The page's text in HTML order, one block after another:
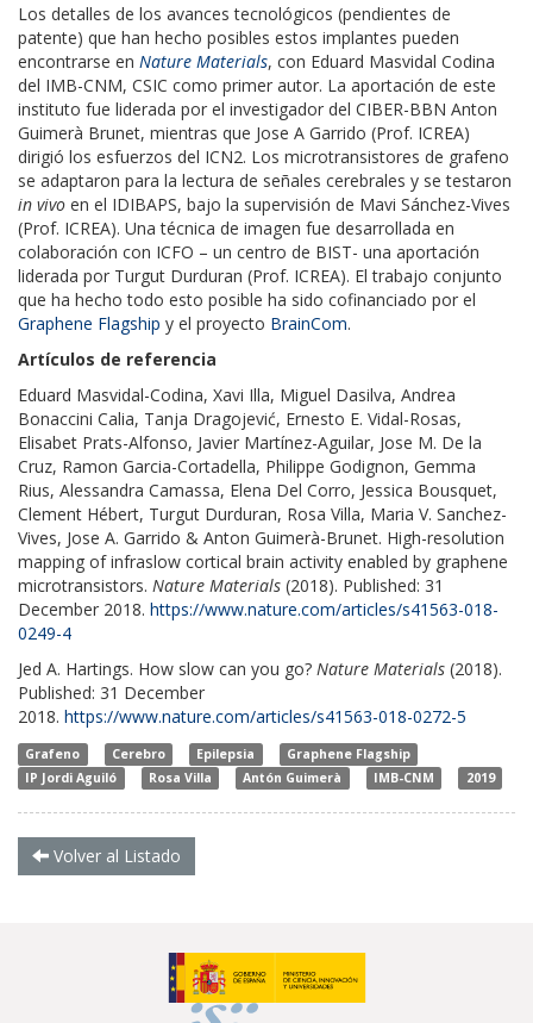
Los detalles de los avances tecnológicos (pendientes de
patente) que han hecho posibles estos implantes pueden
encontrarse en Nature Materials, con Eduard Masvidal Codina
del IMB-CNM, CSIC como primer autor. La aportación de este
instituto fue liderada por el investigador del CIBER-BBN Anton
Guimerà Brunet, mientras que Jose A Garrido (Prof. ICREA)
dirigió los esfuerzos del ICN2. Los microtransistores de grafeno
se adaptaron para la lectura de señales cerebrales y se testaron
in vivo en el IDIBAPS, bajo la supervisión de Mavi Sánchez-Vives
(Prof. ICREA). Una técnica de imagen fue desarrollada en
colaboración con ICFO – un centro de BIST- una aportación
liderada por Turgut Durduran (Prof. ICREA). El trabajo conjunto
que ha hecho todo esto posible ha sido cofinanciado por el
Graphene Flagship y el proyecto BrainCom.
Artículos de referencia
Eduard Masvidal-Codina, Xavi Illa, Miguel Dasilva, Andrea
Bonaccini Calia, Tanja Dragojević, Ernesto E. Vidal-Rosas,
Elisabet Prats-Alfonso, Javier Martínez-Aguilar, Jose M. De la
Cruz, Ramon Garcia-Cortadella, Philippe Godignon, Gemma
Rius, Alessandra Camassa, Elena Del Corro, Jessica Bousquet,
Clement Hébert, Turgut Durduran, Rosa Villa, Maria V. Sanchez-
Vives, Jose A. Garrido & Anton Guimerà-Brunet. High-resolution
mapping of infraslow cortical brain activity enabled by graphene
microtransistors. Nature Materials (2018). Published: 31
December 2018. https://www.nature.com/articles/s41563-018-
0249-4
Jed A. Hartings. How slow can you go? Nature Materials (2018).
Published: 31 December
2018. https://www.nature.com/articles/s41563-018-0272-5
Grafeno Cerebro Epilepsia
Graphene Flagship
IP Jordi Aguiló
Rosa Villa Antón Guimerà IMB-CNM 2019
Volver al Listado